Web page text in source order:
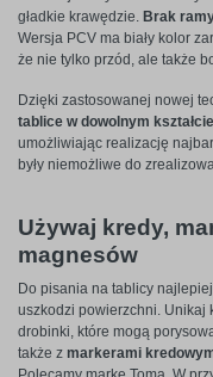
gładkie krawędzie. Brak
Wersja PCV ma biały kolor
że nie tylko przód, ale także
Dzięki zastosowanej nowej
tablice w dowolnym kształcie
umożliwiając realizację
były niemożliwe do
Używaj kredy,
magnesów
Do pisania na tablicy
uszkodzi powierzchni. Unikaj
drobinki, które mogą
także z markerami